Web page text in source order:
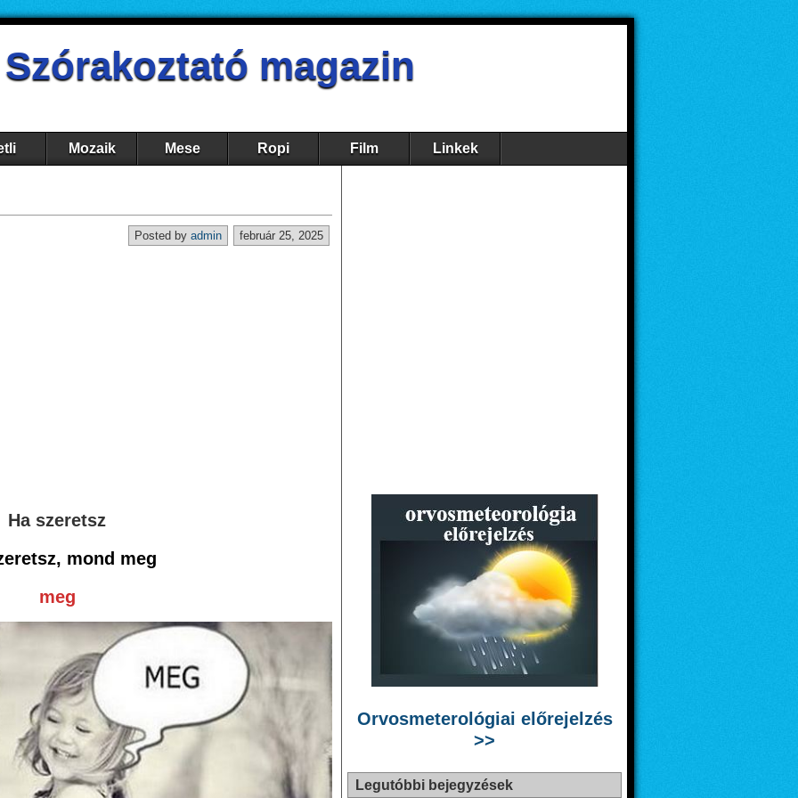
magazin
Mozaik Mese Ropi Film Linkek
február 25, 2025
Posted by admin
Ha szeretsz
mond meg
meg
Orvosmeterológiai előrejelzés
>>
Legutóbbi bejegyzések